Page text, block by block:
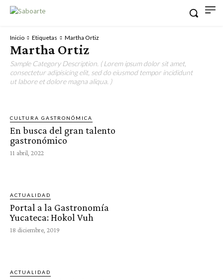
Inicio Etiquetas Martha Ortiz
Martha Ortiz
Sample Category Description. ( Lorem ipsum dolor sit amet,
consectetur adipisicing elit, sed do eiusmod tempor incididunt
ut labore et dolore magna aliqua. )
CULTURA GASTRONÓMICA
En busca del gran talento
gastronómico
11 abril, 2022
ACTUALIDAD
Portal a la Gastronomía
Yucateca: Hokol Vuh
18 diciembre, 2019
ACTUALIDAD